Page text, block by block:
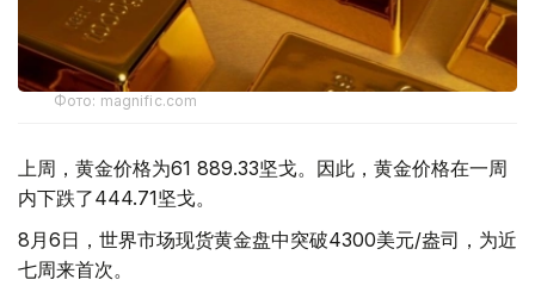
Фото: magnific.com
上周，黄金价格为61 889.33坚戈。因此，黄金价格在一周
内下跌了444.71坚戈。
8月6日，世界市场现货黄金盘中突破4300美元/盎司，为近
七周来首次。